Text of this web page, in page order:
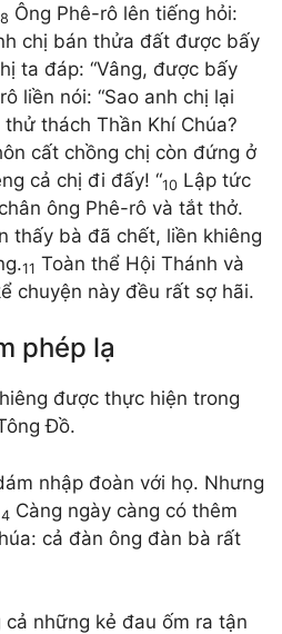
8 Ông Phê-rô lên tiếng hỏi:
chị bán thửa đất được bấy
ta đáp: “Vâng, được bấy
liền nói: “Sao anh chị lại
thách Thần Khí Chúa?
cất chồng chị còn đứng ở
cả chị đi đấy! “10 Lập tức
ông Phê-rô và tắt thở.
thấy bà đã chết, liền khiêng
11 Toàn thể Hội Thánh và
chuyện này đều rất sợ hãi.
phép lạ
được thực hiện trong
Đồ.
nhập đoàn với họ. Nhưng
Càng ngày càng có thêm
cả đàn ông đàn bà rất
những kẻ đau ốm ra tận